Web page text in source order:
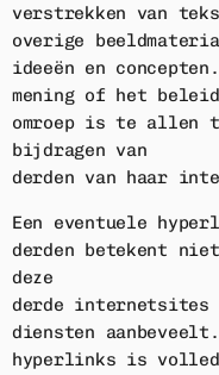
verstrekken van
overige
ideeën en
mening of het beleid
omroep is te allen
bijdragen van
derden van haar
Een eventuele
derden betekent
deze
derde internetsites
diensten
hyperlinks is